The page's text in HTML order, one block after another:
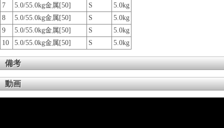
7
5.0/55.0kg金属[50] S
5.0kg
8
5.0/55.0kg金属[50] S
5.0kg
9
5.0/55.0kg金属[50] S
5.0kg
10
5.0/55.0kg金属[50] S 5.0kg
備考
動画